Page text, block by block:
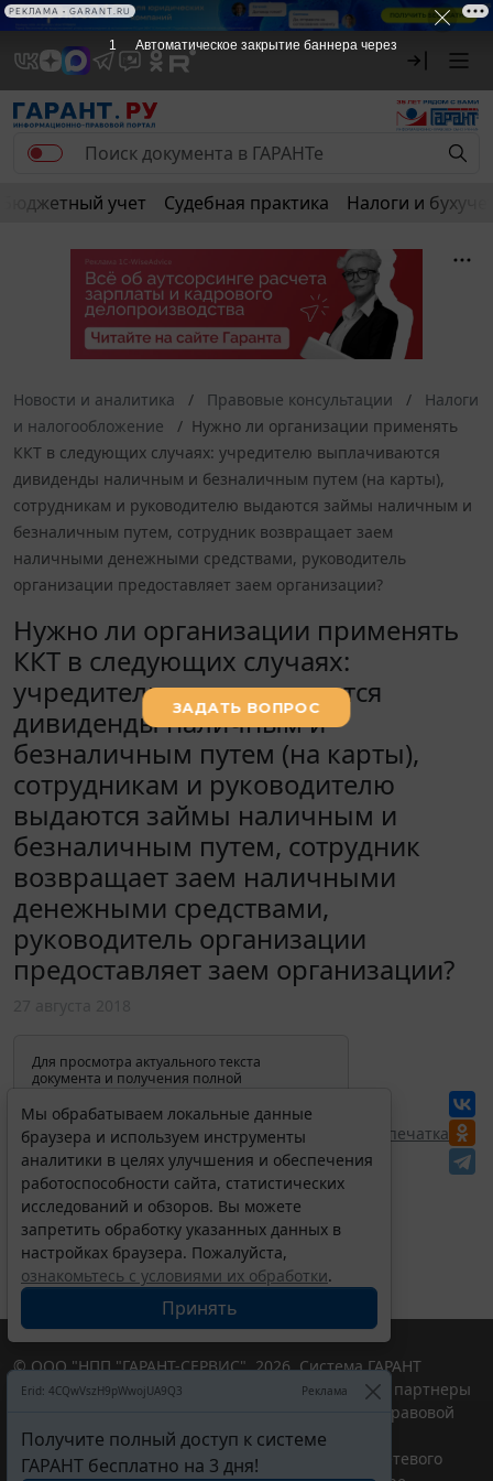
РЕКЛАМА
Бюджетный учет Судебная практика Налоги и
Новости и аналитика Правовые консультации
Налоги
и налогообложение
Нужно ли организации применять
ККТ в следующих случаях: учредителю выплачиваются
дивиденды наличным и безналичным путем (на карты),
сотрудникам и руководителю выдаются займы наличным и
безналичным путем, сотрудник возвращает заем
наличными денежными средствами, руководитель
организации предоставляет заем организации?
Нужно ли организации применять
ККТ в следующих случаях:
учредителю выплачиваются
дивиденды наличным и
безналичным путем (на карты),
сотрудникам и руководителю
выдаются займы наличным и
безналичным путем, сотрудник
возвращает заем наличными
денежными средствами,
руководитель организации
предоставляет заем организации?
Для просмотра актуального текста
документа и получения полной
изменениях и порядке применения
документа, воспользуйтесь поиском в
Интернет-версии системы ГАРАНТ:
Перепечатка
Мы обрабатываем локальные данные
браузера и используем инструменты
аналитики в целях улучшения и обеспечения
работоспособности сайта, статистических
исследований и обзоров. Вы можете
запретить обработку указанных данных в
настройках браузера. Пожалуйста,
ознакомьтесь с условиями их обработки.
Принять
Erid: 4CQwVszH9pWwojUA9Q3 Реклама
Получите полный доступ к системе
ГАРАНТ бесплатно на 3 дня!
© ООО "НПП "ГАРАНТ-СЕРВИС", 2026. Система ГАРАНТ
выпускается с 1990 года. Компания "Гарант" и ее партнеры
являются участниками Российской ассоциации правовой
информации ГАРАНТ.
Портал ГАРАНТ.РУ зарегистрирован в качестве сетевого
1 Автоматическое закрытие баннера через
РЕКЛАМА • GARANT.RU